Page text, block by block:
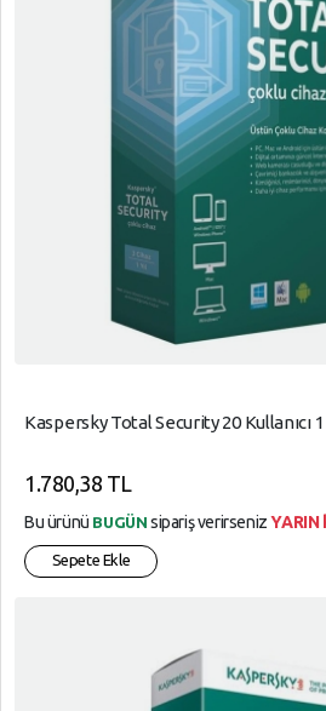
Kaspersky Total Security 20 Kullanıcı
1.780,38 TL
Bu ürünü BUGÜN sipariş verirseniz
Sepete Ekle